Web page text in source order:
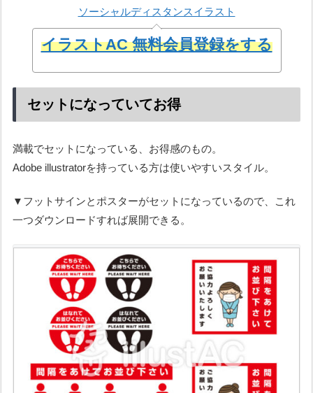
ソーシャルディスタンスイラスト
イラストAC 無料会員登録をする
セットになっていてお得
満載でセットになっている、お得感のもの。
Adobe illustratorを持っている方は使いやすいスタイル。
▼フットサインとポスターがセットになっているので、これ
一つダウンロードすれば展開できる。